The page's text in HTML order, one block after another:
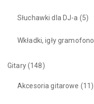
Słuchawki dla DJ-a (5)
Wkładki, igły
Gitary(148)
Akcesoria gitarowe (11)